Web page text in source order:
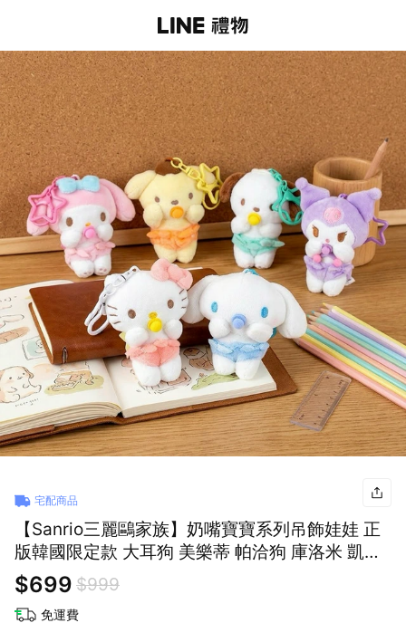
宅配商品
【Sanrio三麗鷗家族】奶嘴寶寶系列吊飾娃娃 正
版韓國限定款 大耳狗 美樂蒂 帕洽狗 庫洛米 凱蒂
貓hello kitty 布丁狗 包包掛飾 公仔鑰匙圈 女生朋
友送禮 情侶交換禮物 女友生日
$699 $999
免運費